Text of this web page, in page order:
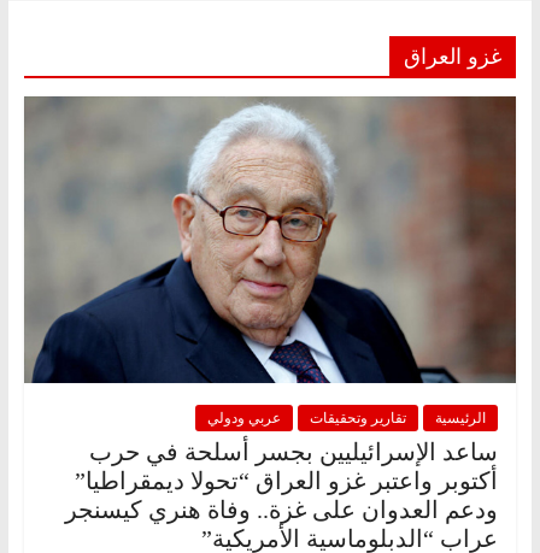
غزو العراق
الرئيسية تقارير وتحقيقات عربي ودولي
ساعد الإسرائيليين بجسر أسلحة في حرب
أكتوبر واعتبر غزو العراق “تحولا ديمقراطيا”
ودعم العدوان على غزة.. وفاة هنري كيسنجر
عراب “الدبلوماسية الأمريكية”